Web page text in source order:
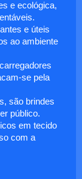
e ecológica,
e úteis
ao ambiente
se pela
são brindes
público.
em tecido
com a